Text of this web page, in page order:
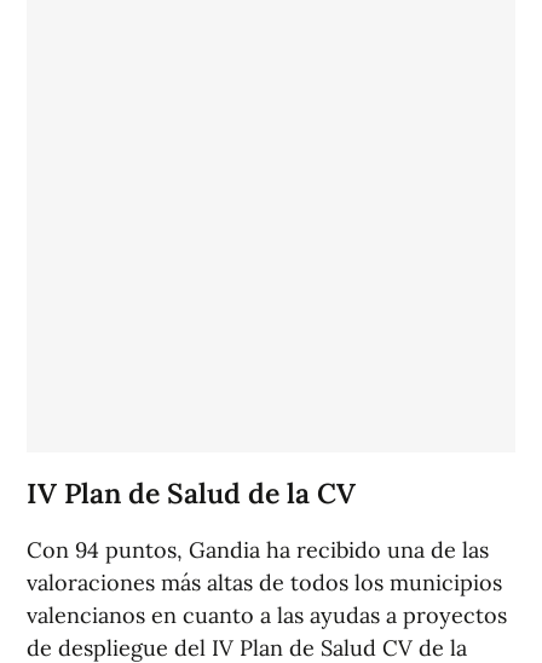
IV Plan de Salud de la CV
Con 94 puntos, Gandia ha recibido una de las
valoraciones más altas de todos los municipios
valencianos en cuanto a las ayudas a proyectos
de despliegue del IV Plan de Salud CV de la